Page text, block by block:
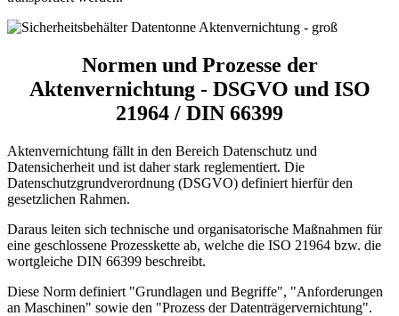
Normen und Prozesse der
Aktenvernichtung - DSGVO und ISO
21964 / DIN 66399
Aktenvernichtung fällt in den Bereich Datenschutz und
Datensicherheit und ist daher stark reglementiert. Die
Datenschutzgrundverordnung (DSGVO) definiert hierfür den
gesetzlichen Rahmen.
Daraus leiten sich technische und organisatorische Maßnahmen für
eine geschlossene Prozesskette ab, welche die ISO 21964 bzw. die
wortgleiche DIN 66399 beschreibt.
Diese Norm definiert "Grundlagen und Begriffe", "Anforderungen
an Maschinen" sowie den "Prozess der Datenträgervernichtung".